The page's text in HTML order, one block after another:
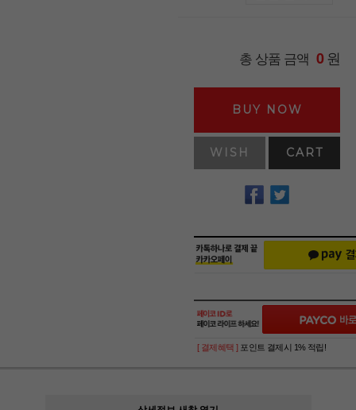
총 상품 금액 0원
BUY NOW
WISH CART
[ 결제혜택 ] 포인트 결제시 1% 적립!